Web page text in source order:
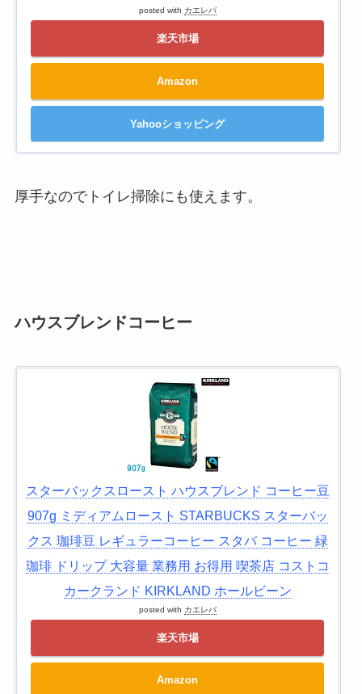
posted with カエレバ
楽天市場
Amazon
Yahooショッピング
厚手なのでトイレ掃除にも使えます。
ハウスブレンドコーヒー
スターバックスロースト ハウスブレンド コーヒー豆
907g ミディアムロースト STARBUCKS スターバッ
クス 珈琲豆 レギュラーコーヒー スタバ コーヒー 緑
珈琲 ドリップ 大容量 業務用 お得用 喫茶店 コストコ
カークランド KIRKLAND ホールビーン
posted with カエレバ
楽天市場
Amazon